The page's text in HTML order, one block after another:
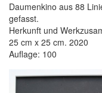
Daumenkino aus 88
gefasst.
Herkunft und
25 cm x 25 cm. 2020
Auflage: 100